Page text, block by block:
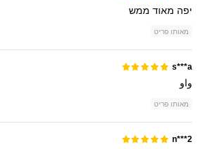
יפה מאוד ממש
מאותו פריט
s***a
واو
מאותו פריט
n***2